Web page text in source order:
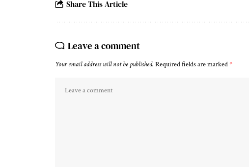
Share This Article
Leave a comment
Your email address will not be published. Required fields are marked*